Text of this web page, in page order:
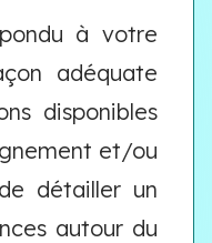
à votre
adéquate
disponibles
et/ou
détailler un
autour du